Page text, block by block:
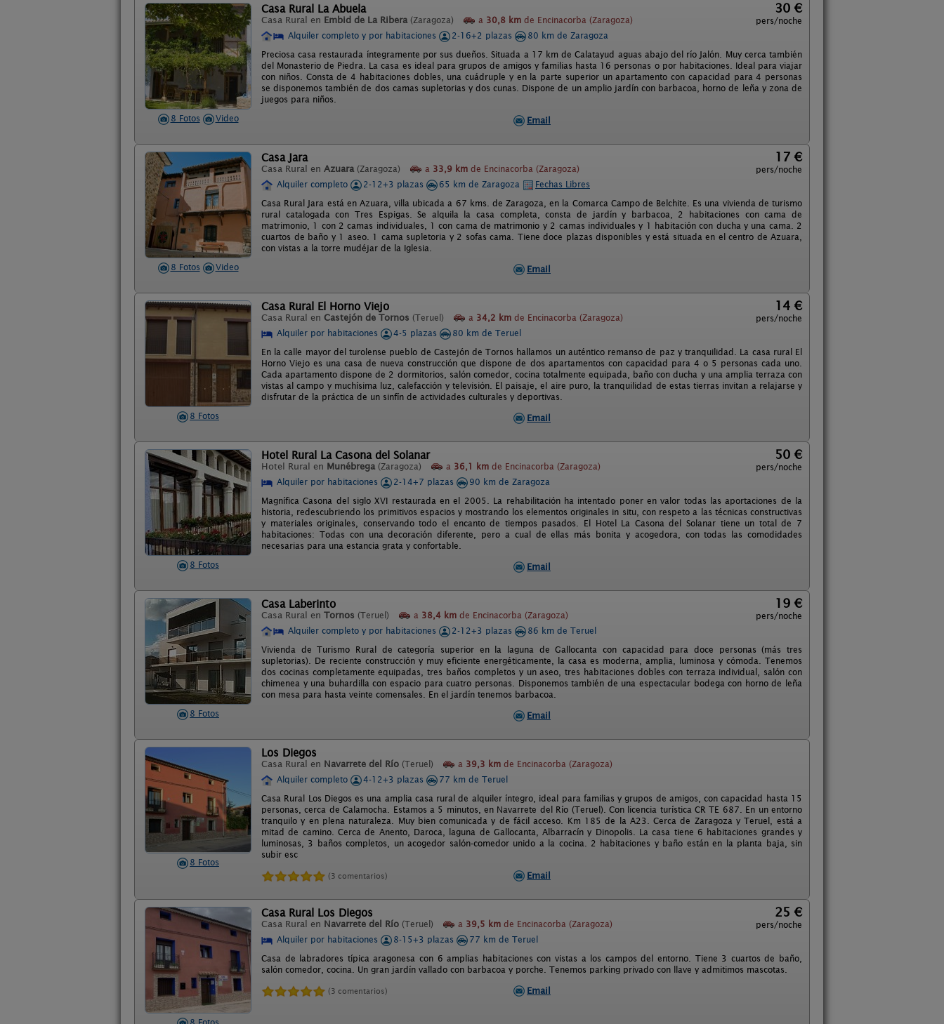
8 Fotos Video
Casa Rural La Abuela
Casa Rural en Embid de La Ribera (Zaragoza) a 30,8 km de Encinacorba (Zaragoza)
30 €
pers/noche
Alquiler completo y por habitaciones
2-16+2 plazas
80 km de Zaragoza
Preciosa casa restaurada íntegramente por sus dueños. Situada a 17 km de Calatayud aguas abajo del río Jalón. Muy cerca también
del Monasterio de Piedra. La casa es ideal para grupos de amigos y familias hasta 16 personas o por habitaciones. Ideal para viajar
con niños. Consta de 4 habitaciones dobles, una cuádruple y en la parte superior un apartamento con capacidad para 4 personas
se disponemos también de dos camas supletorias y dos cunas. Dispone de un amplio jardín con barbacoa, horno de leña y zona de
juegos para niños.
Email
8 Fotos Video
Casa Jara
Casa Rural en Azuara (Zaragoza) a 33,9 km de Encinacorba (Zaragoza)
17 €
pers/noche
Alquiler completo
2-12+3 plazas 65 km de Zaragoza
Fechas Libres
Casa Rural Jara está en Azuara, villa ubicada a 67 kms. de Zaragoza, en la Comarca Campo de Belchite. Es una vivienda de turismo
rural catalogada con Tres Espigas. Se alquila la casa completa, consta de jardín y barbacoa, 2 habitaciones con cama de
matrimonio, 1 con 2 camas individuales, 1 con cama de matrimonio y 2 camas individuales y 1 habitación con ducha y una cama. 2
cuartos de baño y 1 aseo. 1 cama supletoria y 2 sofas cama. Tiene doce plazas disponibles y está situada en el centro de Azuara,
con vistas a la torre mudéjar de la Iglesia.
Email
8 Fotos
Casa Rural El Horno Viejo
Casa Rural en Castejón de Tornos (Teruel) a 34,2 km de Encinacorba (Zaragoza)
14 €
pers/noche
Alquiler por habitaciones
4-5 plazas
80 km de Teruel
En la calle mayor del turolense pueblo de Castejón de Tornos hallamos un auténtico remanso de paz y tranquilidad. La casa rural El
Horno Viejo es una casa de nueva construcción que dispone de dos apartamentos con capacidad para 4 o 5 personas cada uno.
Cada apartamento dispone de 2 dormitorios, salón comedor, cocina totalmente equipada, baño con ducha y una amplia terraza con
vistas al campo y muchísima luz, calefacción y televisión. El paisaje, el aire puro, la tranquilidad de estas tierras invitan a relajarse y
disfrutar de la práctica de un sinfín de actividades culturales y deportivas.
Email
8 Fotos
Hotel Rural La Casona del Solanar
Hotel Rural en Munébrega (Zaragoza) a 36,1 km de Encinacorba (Zaragoza)
50 €
pers/noche
Alquiler por habitaciones
2-14+7 plazas
90 km de Zaragoza
Magnífica Casona del siglo XVI restaurada en el 2005. La rehabilitación ha intentado poner en valor todas las aportaciones de la
historia, redescubriendo los primitivos espacios y mostrando los elementos originales in situ, con respeto a las técnicas constructivas
y materiales originales, conservando todo el encanto de tiempos pasados. El Hotel La Casona del Solanar tiene un total de 7
habitaciones: Todas con una decoración diferente, pero a cual de ellas más bonita y acogedora, con todas las comodidades
necesarias para una estancia grata y confortable.
Email
8 Fotos
Casa Laberinto
Casa Rural en Tornos (Teruel) a 38,4 km de Encinacorba (Zaragoza)
19 €
pers/noche
Alquiler completo y por habitaciones
2-12+3 plazas
86 km de Teruel
Vivienda de Turismo Rural de categoría superior en la laguna de Gallocanta con capacidad para doce personas (más tres
supletorias). De reciente construcción y muy eficiente energéticamente, la casa es moderna, amplia, luminosa y cómoda. Tenemos
dos cocinas completamente equipadas, tres baños completos y un aseo, tres habitaciones dobles con terraza individual, salón con
chimenea y una buhardilla con espacio para cuatro personas. Disponemos también de una espectacular bodega con horno de leña
con mesa para hasta veinte comensales. En el jardín tenemos barbacoa.
Email
8 Fotos
Los Diegos
Casa Rural en Navarrete del Río (Teruel) a 39,3 km de Encinacorba (Zaragoza)
Alquiler completo
4-12+3 plazas
77 km de Teruel
Casa Rural Los Diegos es una amplia casa rural de alquiler íntegro, ideal para familias y grupos de amigos, con capacidad hasta 15
personas, cerca de Calamocha. Estamos a 5 minutos, en Navarrete del Río (Teruel). Con licencia turística CR TE 687. En un entorno
tranquilo y en plena naturaleza. Muy bien comunicada y de fácil acceso. Km 185 de la A23. Cerca de Zaragoza y Teruel, está a
mitad de camino. Cerca de Anento, Daroca, laguna de Gallocanta, Albarracín y Dinopolis. La casa tiene 6 habitaciones grandes y
luminosas, 3 baños completos, un acogedor salón-comedor unido a la cocina. 2 habitaciones y baño están en la planta baja, sin
subir esc
(3 comentarios) Email
Casa Rural Los Diegos
Casa Rural en Navarrete del Río (Teruel) a 39,5 km de Encinacorba (Zaragoza)
25 €
pers/noche
Alquiler por habitaciones
8-15+3 plazas
77 km de Teruel
Casa de labradores típica aragonesa con 6 amplias habitaciones con vistas a los campos del entorno. Tiene 3 cuartos de baño,
salón comedor, cocina. Un gran jardín vallado con barbacoa y porche. Tenemos parking privado con llave y admitimos mascotas.
(3 comentarios) Email